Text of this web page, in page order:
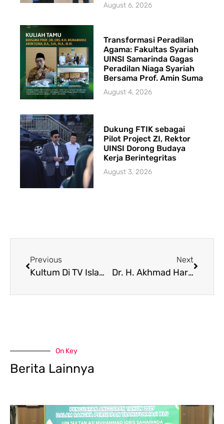
August 6, 2026
Transformasi Peradilan
Agama: Fakultas Syariah
UINSI Samarinda Gagas
Peradilan Niaga Syariah
Bersama Prof. Amin Suma
August 4, 2026
Dukung FTIK sebagai
Pilot Project ZI, Rektor
UINSI Dorong Budaya
Kerja Berintegritas
August 3, 2026
Previous
Kultum Di TV Islamic Center, Syarifaturrahmatullah, M.Pd: Hikmah Tentang Sebuah Perjuangan, Pengorbanan, Kesabaran dan Keikhlasan
Next
Dr. H. Akhmad Haries, M.S.I., Sampaikan Tiga Pelajaran Dari Nabi Ibrahim As., Kenapa Jadi Kekasih Allah SWT., Pada Kultum Idul Adha Islamic Center
On Key
Berita Lainnya